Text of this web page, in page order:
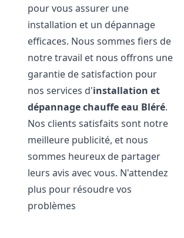
pour vous assurer une
installation et un dépannage
efficaces. Nous sommes fiers de
notre travail et nous offrons une
garantie de satisfaction pour
nos services d'installation et
dépannage chauffe eau Bléré.
Nos clients satisfaits sont notre
meilleure publicité, et nous
sommes heureux de partager
leurs avis avec vous. N'attendez
plus pour résoudre vos
problèmes